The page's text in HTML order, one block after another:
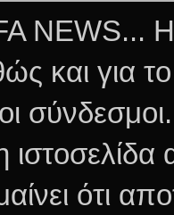
NEWS... Η
και για
ότι